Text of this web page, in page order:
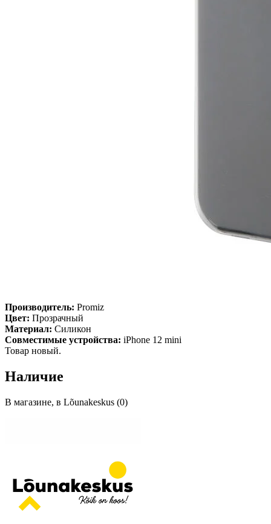
Производитель: Promiz
Цвет: Прозрачный
Материал: Силикон
Совместимые устройства: iPhone 12 mini
Товар новый.
Наличие
В магазине, в Lõunakeskus (0)